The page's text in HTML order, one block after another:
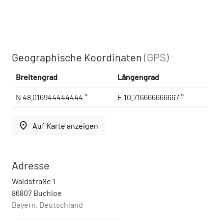
Geographische Koordinaten(GPS)
Breitengrad Längengrad
N 48.016944444444 ° E 10.716666666667 °
place Auf Karte anzeigen
Adresse
Waldstraße 1
86807 Buchloe
Bayern, Deutschland